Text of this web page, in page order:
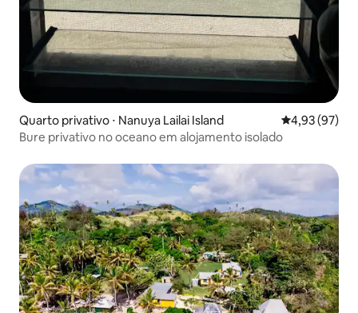
Quarto privativo ⋅ Nanuya Lailai Island 4,93 de uma
4,93 (97)
Bure privativo no oceano em alojamento isolado